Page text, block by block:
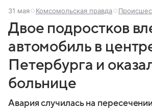
31 мая Комсомольская правда
Двое подростков
автомобиль в
Петербурга и
больнице
Авария случилась на